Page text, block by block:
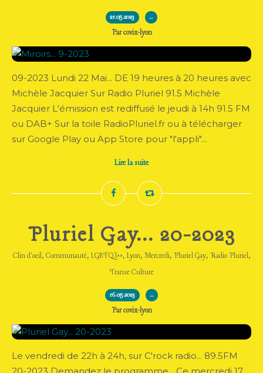
21.05.2023 …
Par covix-lyon
09-2023 Lundi 22 Mai... DE 19 heures à 20 heures avec
Michèle Jacquier Sur Radio Pluriel 91.5 Michèle
Jacquier L'émission est rediffusé le jeudi à 14h 91.5 FM
ou DAB+ Sur la toile RadioPluriel.fr ou à télécharger
sur Google Play ou App Store pour "l'appli"...
Lire la suite
Pluriel Gay... 20-2023
Clin d'oeil, Communauté, LGBTQI++, Lyon, Mercredi, Pluriel Gay, Radio Pluriel,
Transe Culture
16.05.2023 …
Par covix-lyon
Le vendredi de 22h à 24h, sur C'rock radio... 89.5FM